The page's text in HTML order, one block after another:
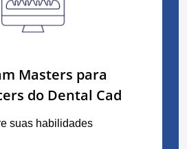
Masters para
do Dental Cad
suas habilidades